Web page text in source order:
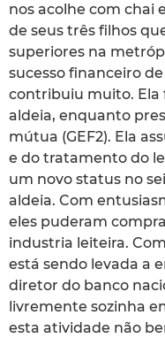
nos acolhe com chai
de seus três filhos
superiores na
sucesso financeiro
contribuiu muito. Ela
aldeia, enquanto
mútua (GEF2). Ela
e do tratamento do
um novo status no
aldeia. Com
eles puderam
industria leiteira.
está sendo levada a
diretor do banco
livremente sozinha
esta atividade não